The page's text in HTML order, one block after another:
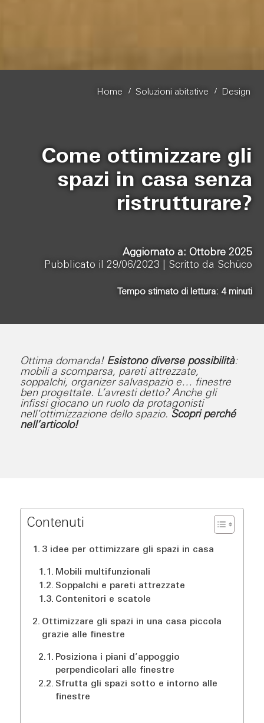
Home / Soluzioni abitative / Design
Come ottimizzare gli
spazi in casa senza
ristrutturare?
Aggiornato a: Ottobre 2025
Pubblicato il 29/06/2023 | Scritto da Schüco
Tempo stimato di lettura: 4 minuti
Ottima domanda! Esistono diverse possibilità:
mobili a scomparsa, pareti attrezzate,
soppalchi, organizer salvaspazio e… finestre
ben progettate. L’avresti detto? Anche gli
infissi giocano un ruolo da protagonisti
nell’ottimizzazione dello spazio. Scopri perché
nell’articolo!
Contenuti
3 idee per ottimizzare gli spazi in casa
Mobili multifunzionali
Soppalchi e pareti attrezzate
Contenitori e scatole
Ottimizzare gli spazi in una casa piccola
grazie alle finestre
Posiziona i piani d’appoggio
perpendicolari alle finestre
Sfrutta gli spazi sotto e intorno alle
finestre